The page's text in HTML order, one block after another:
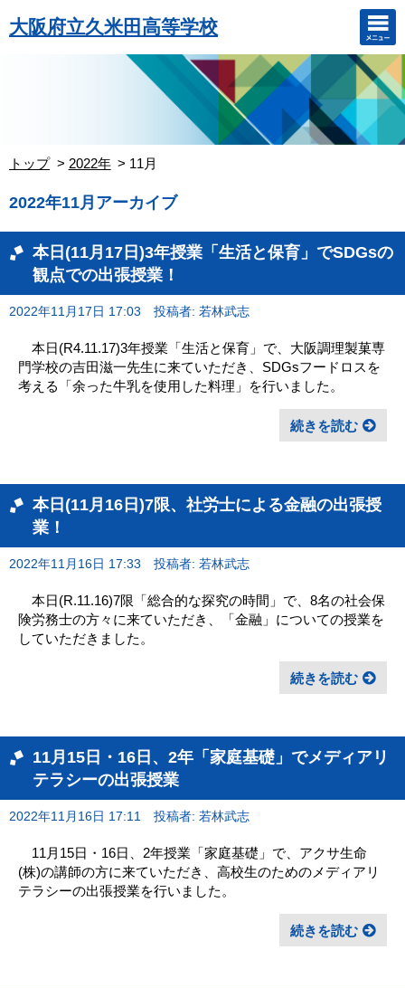
大阪府立久米田高等学校
トップ 2022年 11月
2022年11月アーカイブ
本日(11月17日)3年授業「生活と保育」でSDGsの
観点での出張授業！
2022年11月17日 17:03 投稿者: 若林武志
本日(R4.11.17)3年授業「生活と保育」で、大阪調理製菓専
門学校の吉田滋一先生に来ていただき、SDGsフードロスを
考える「余った牛乳を使用した料理」を行いました。
続きを読む
本日(11月16日)7限、社労士による金融の出張授
業！
2022年11月16日 17:33 投稿者: 若林武志
本日(R.11.16)7限「総合的な探究の時間」で、8名の社会保
険労務士の方々に来ていただき、「金融」についての授業を
していただきました。
続きを読む
11月15日・16日、2年「家庭基礎」でメディアリ
テラシーの出張授業
2022年11月16日 17:11 投稿者: 若林武志
11月15日・16日、2年授業「家庭基礎」で、アクサ生命
(株)の講師の方に来ていただき、高校生のためのメディアリ
テラシーの出張授業を行いました。
続きを読む